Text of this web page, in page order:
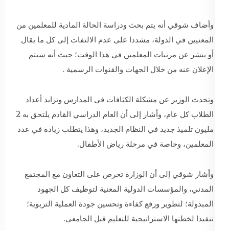
وأضاف شوقي أنه يتم بحث ودراسة الحالة المادية للمعلمين من
المعنيين في الدولة، مشددا على عدم الالتفات إلى كل ما يقال
أو ينشر عن مرتبات المعلمين في هذا الوقت؛ حيث أنه سيتم
الإعلان عنه من خلال الجهات والقنوات الرسمية .
وتحدث الوزير عن مشكلة الكثافات في المدارس وتزايد أعداد
الطلاب كل عام، وأشار إلى أن العام الدراسي القادم يلتحق به 2
مليون تلميذ جديد في النظام الجديد، وهذا يتطلب زيادة في عدد
المعلمين، وخاصة في مرحلة رياض الأطفال.
وأشار شوقي إلى أن الوزارة تحرص على التعاون مع المجتمع
المدني، والمؤسسات الدولية المعنية لتوظيف كل الجهود
المبذولة؛ لتطوير ورفع كفاءة وتحسين جودة العملية التربوية؛
تنفيذا لخطتها الاستراتيجية للتعليم قبل الجامعى.